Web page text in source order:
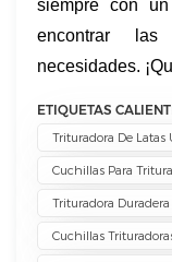
siempre con
encontrar
necesidades.
ETIQUETAS
Trituradora De
Cuchillas Para
Trituradora Duradera
Cuchillas